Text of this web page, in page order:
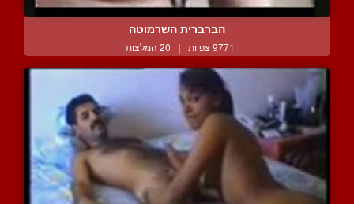
הברברית השרמוטה
9771 צפיות | 20 המלצות